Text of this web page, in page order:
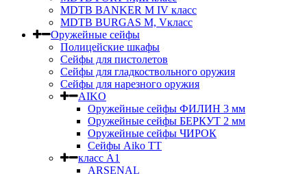
MDTB BANKER M IV класс
MDTB BURGAS M, Vкласс
Оружейные сейфы
Полицейские шкафы
Сейфы для пистолетов
Сейфы для гладкоствольного оружия
Сейфы для нарезного оружия
AIKO
Оружейные сейфы ФИЛИН 3 мм
Оружейные сейфы БЕРКУТ 2 мм
Оружейные сейфы ЧИРОК
Сейфы Aikо ТТ
класс А1
ARSENAL